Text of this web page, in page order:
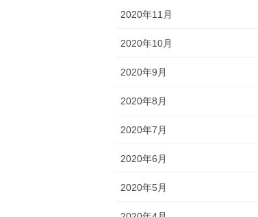
2020年11月
2020年10月
2020年9月
2020年8月
2020年7月
2020年6月
2020年5月